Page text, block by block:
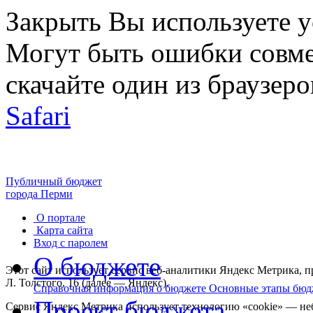
Закрыть Вы используете
Могут быть ошибки
скачайте один из
Safari
Публичный бюджет
города Перми
О портале
Карта сайта
Вход с паролем
Этот сайт использует сервис веб-аналитики Яндекс
Л. Толстого, 16 (далее — Яндекс).
Сервис Яндекс Метрика использует технологию «cookie» —
О бюджете
Справочная информация о бюджете Основные этапы